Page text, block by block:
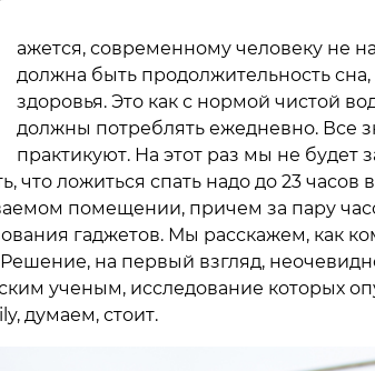
ажется, современному человеку не
должна быть продолжительность
здоровья. Это как с нормой чистой
должны потреблять ежедневно. Все
практикуют. На этот раз мы не будет
что ложиться спать надо до 23 часов
помещении, причем за пару
гаджетов. Мы расскажем, как
на первый взгляд,
ученым, исследование которых
думаем, стоит.